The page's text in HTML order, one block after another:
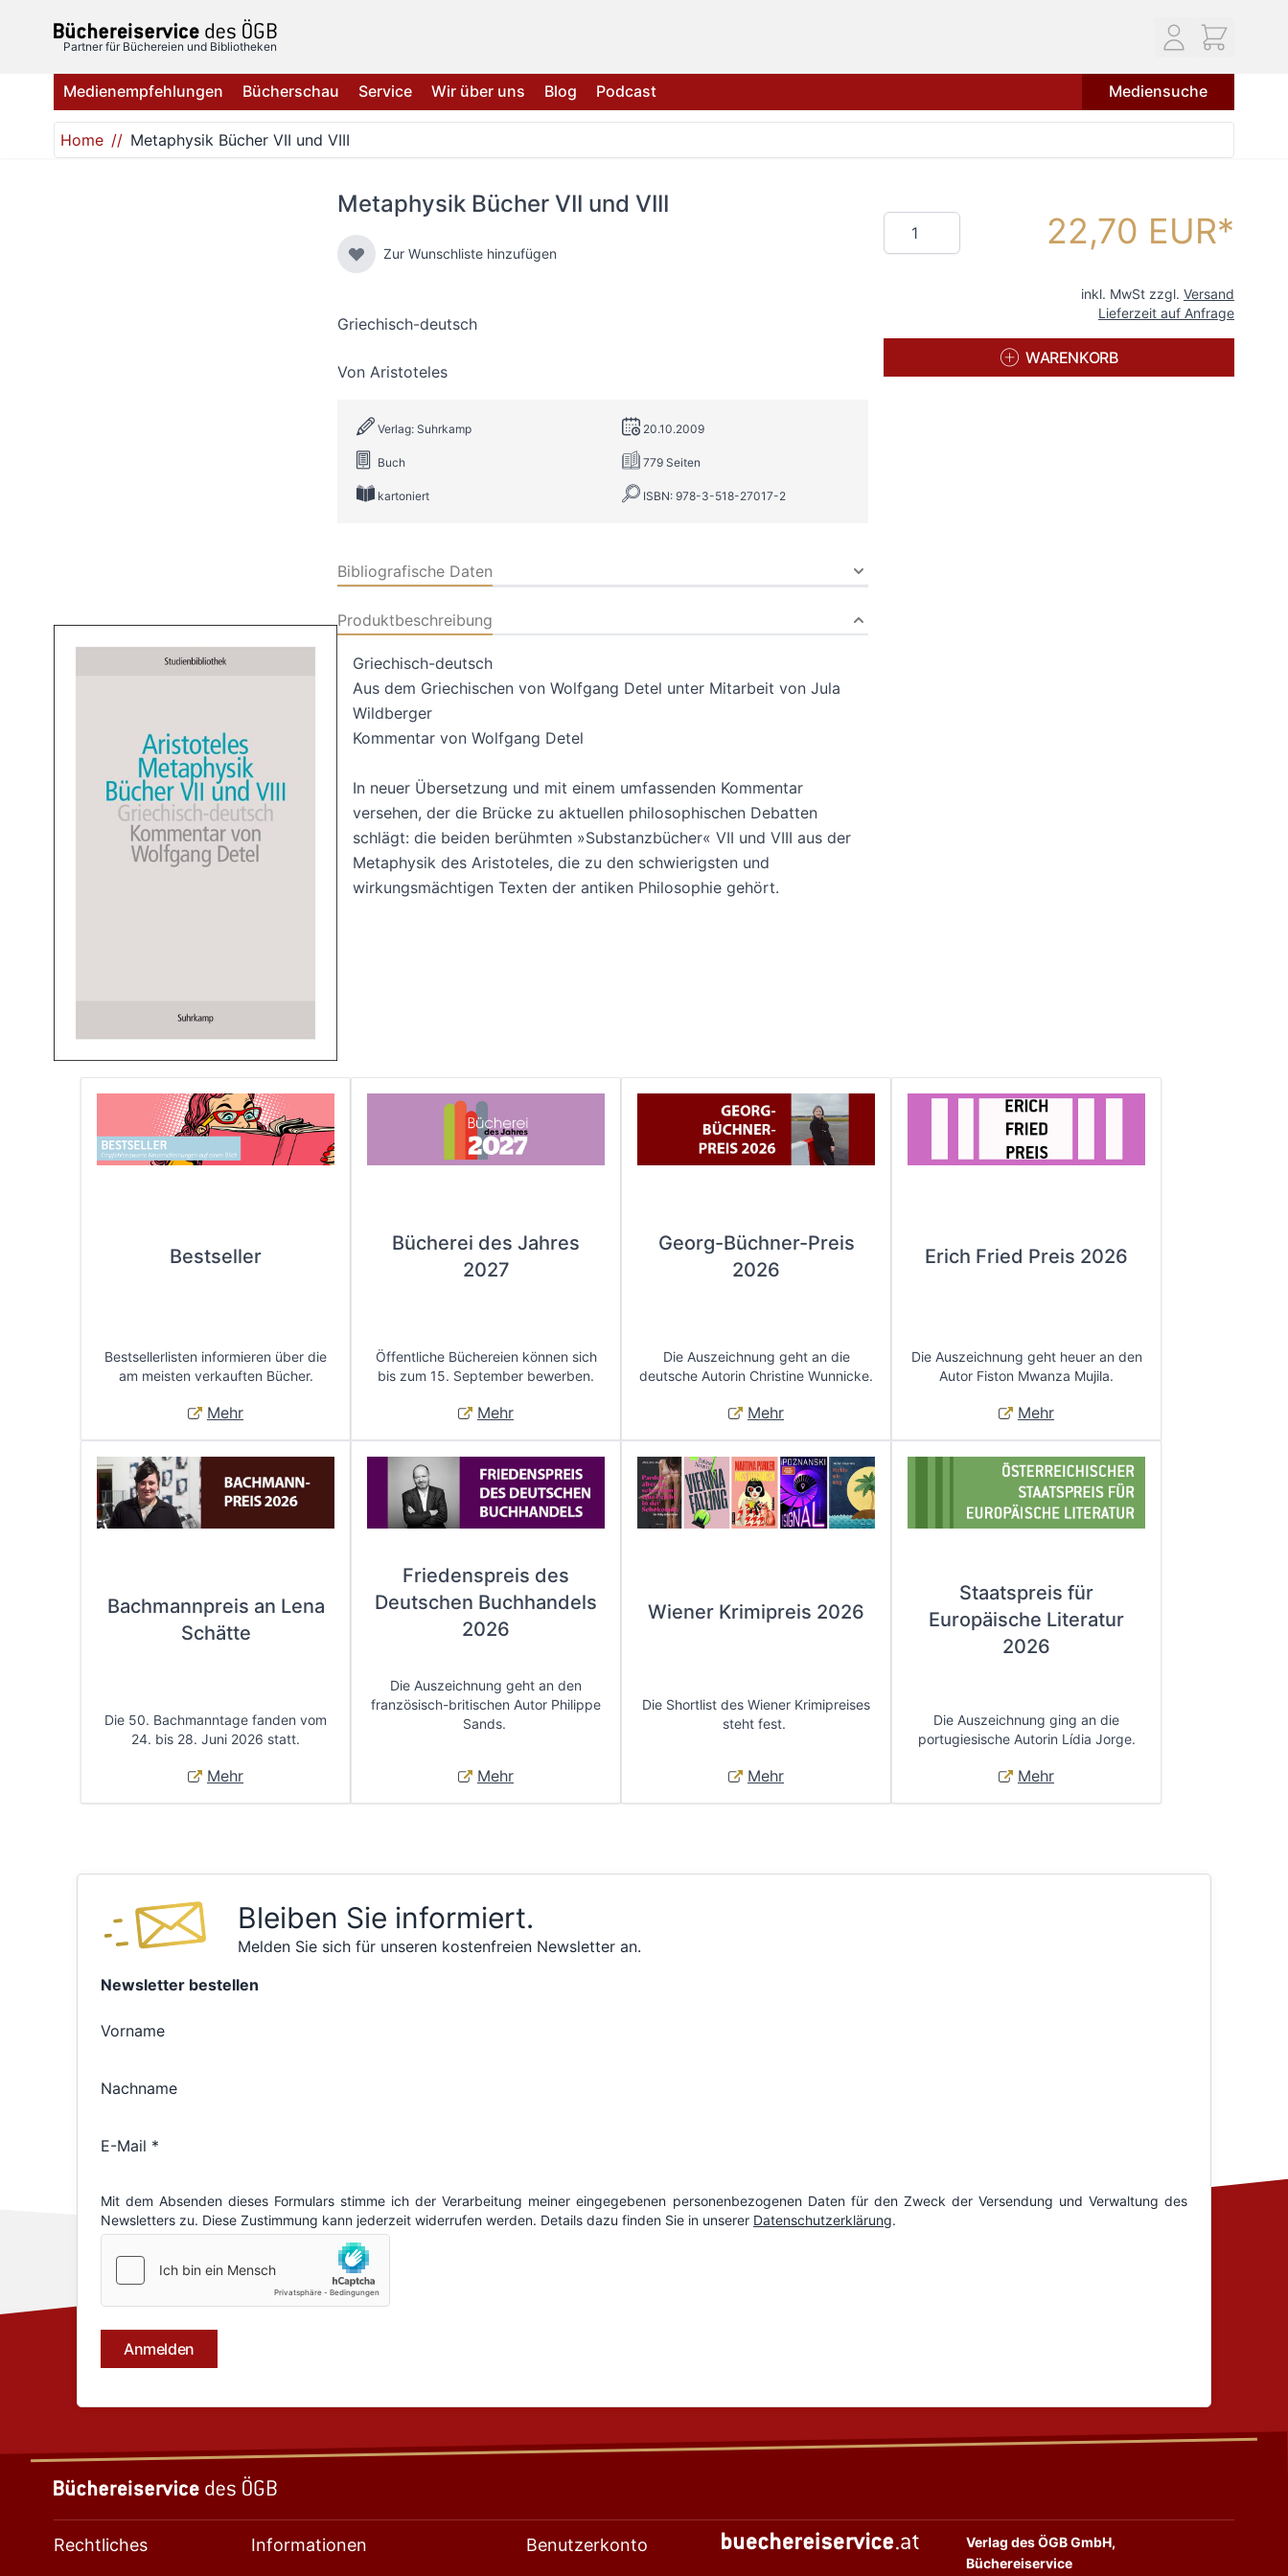
Partner für Büchereien und Bibliotheken
Medienempfehlungen Bücherschau Service Wir über uns Blog Podcast Mediensuche
Home Metaphysik Bücher VII und VIII
Metaphysik Bücher VII und VIII
Zur Wunschliste hinzufügen
Griechisch-deutsch
Von Aristoteles
Verlag: Suhrkamp 20.10.2009
Buch 779 Seiten
kartoniert ISBN: 978-3-518-27017-2
Bibliografische Daten
Produktbeschreibung
Griechisch-deutsch
Aus dem Griechischen von Wolfgang Detel unter Mitarbeit von Jula
Wildberger
Kommentar von Wolfgang Detel
In neuer Übersetzung und mit einem umfassenden Kommentar
versehen, der die Brücke zu aktuellen philosophischen Debatten
schlägt: die beiden berühmten »Substanzbücher« VII und VIII aus der
Metaphysik des Aristoteles, die zu den schwierigsten und
wirkungsmächtigen Texten der antiken Philosophie gehört.
Menge 22,70 EUR
inkl. MwSt zzgl. Versand
Lieferzeit auf Anfrage
WARENKORB
Bestseller
Bestsellerlisten informieren über die
am meisten verkauften Bücher.
Mehr
Bücherei des Jahres
2027
Öffentliche Büchereien können sich
bis zum 15. September bewerben.
Mehr
Georg-Büchner-Preis
2026
Die Auszeichnung geht an die
deutsche Autorin Christine Wunnicke.
Mehr
Erich Fried Preis 2026
Die Auszeichnung geht heuer an den
Autor Fiston Mwanza Mujila.
Mehr
Bachmannpreis an Lena
Schätte
Die 50. Bachmanntage fanden vom
24. bis 28. Juni 2026 statt.
Mehr
Friedenspreis des
Deutschen Buchhandels
2026
Die Auszeichnung geht an den
französisch-britischen Autor Philippe
Sands.
Mehr
Wiener Krimipreis 2026
Die Shortlist des Wiener Krimipreises
steht fest.
Mehr
Staatspreis für
Europäische Literatur
2026
Die Auszeichnung ging an die
portugiesische Autorin Lídia Jorge.
Mehr
Bleiben Sie informiert.
Melden Sie sich für unseren kostenfreien Newsletter an.
Rechtliches Informationen Benutzerkonto
Verlag des ÖGB GmbH,
Büchereiservice